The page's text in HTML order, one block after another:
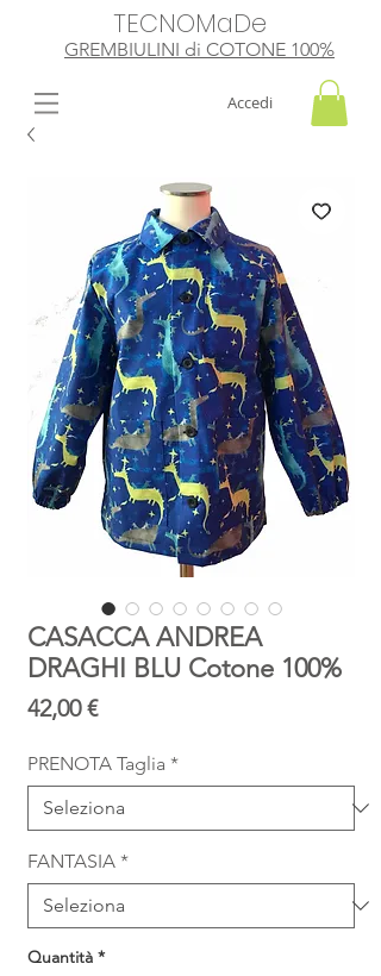
TECNOMaDe
GREMBIULINI di ​ COTONE 100%
Accedi
CASACCA ANDREA
DRAGHI BLU Cotone 100%
42,00 €Prezzo
PRENOTA Taglia *
FANTASIA *
Quantità *